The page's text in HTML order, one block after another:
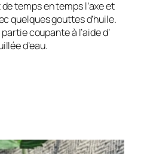
temps en temps l’axe et
quelques gouttes d’huile.
coupante à l’aide d’
d’eau.